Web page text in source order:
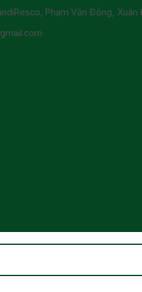
Phạm Văn Đồng, Xuân